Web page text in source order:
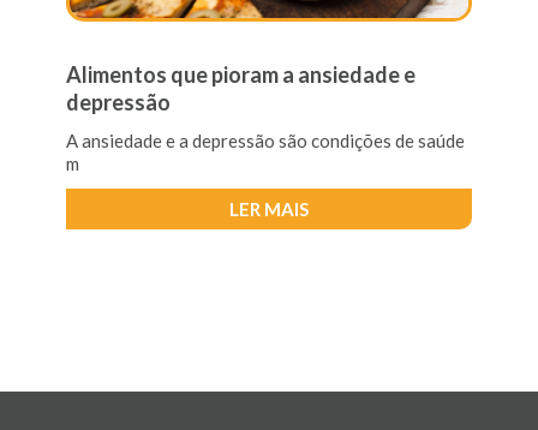
Alimentos que pioram a ansiedade e
depressão
A ansiedade e a depressão são condições de saúde
m
LER MAIS